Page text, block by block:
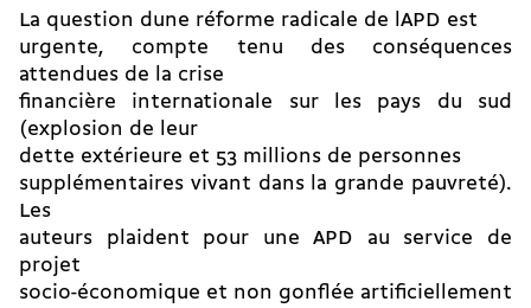
La question dune réforme radicale de lAPD est
urgente, compte tenu des conséquences
attendues de la crise
financière internationale sur les pays du sud
(explosion de leur
dette extérieure et 53 millions de personnes
supplémentaires vivant dans la grande pauvreté).
Les
auteurs plaident pour une APD au service de
projet
socio-économique et non gonflée artificiellement